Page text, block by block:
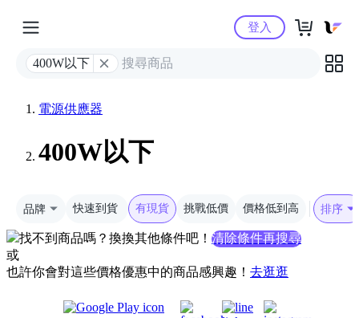
Yahoo購物中心
400W以下
登入
電源供應器
400W以下
品牌 快速到貨 有現貨 挑戰低價 價格低到高 排序
找不到商品嗎？換換其他條件吧！ 清除條件再搜尋
或
也許你會對這些價格優惠中的商品感興趣！ 去逛逛